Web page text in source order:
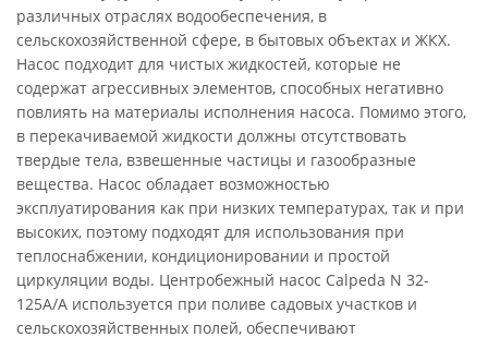
различных отраслях водообеспечения, в
сельскохозяйственной сфере, в бытовых объектах и ЖКХ.
Насос подходит для чистых жидкостей, которые не
содержат агрессивных элементов, способных негативно
повлиять на материалы исполнения насоса. Помимо этого,
в перекачиваемой жидкости должны отсутствовать
твердые тела, взвешенные частицы и газообразные
вещества. Насос обладает возможностью
эксплуатирования как при низких температурах, так и при
высоких, поэтому подходят для использования при
теплоснабжении, кондиционировании и простой
циркуляции воды. Центробежный насос Calpeda N 32-
125A/A используется при поливе садовых участков и
сельскохозяйственных полей, обеспечивают